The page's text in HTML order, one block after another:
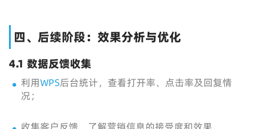
四、后续阶段：效果分析与优化
4.1 数据反馈收集
利用WPS后台统计，查看打开率、点击率及回复情
况；